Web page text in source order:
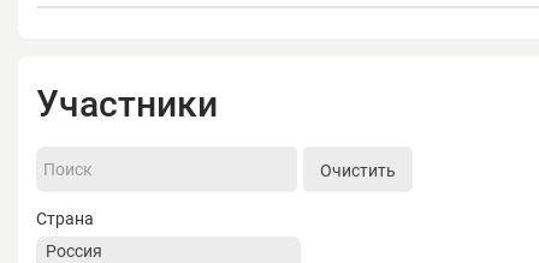
Участники
Очистить
Страна